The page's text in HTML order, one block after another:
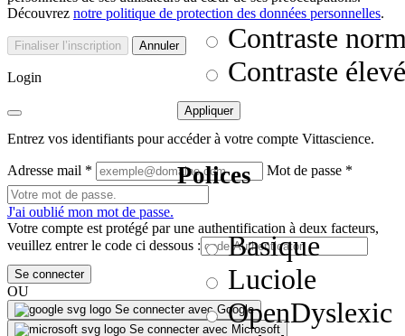
Découvrez notre politique de protection des données personnelles.
Finaliser l’inscription Annuler
Login
Entrez vos identifiants pour accéder à votre compte Vittascience.
Adresse mail * Mot de passe *
J'ai oublié mon mot de passe.
Votre compte est protégé par une authentification à deux facteurs,
veuillez entrer le code ci dessous :
Se connecter
OU
Se connecter avec Google
Se connecter avec Microsoft
Contraste
Contraste élevé
Appliquer
Polices
Basique
Luciole
OpenDyslexic